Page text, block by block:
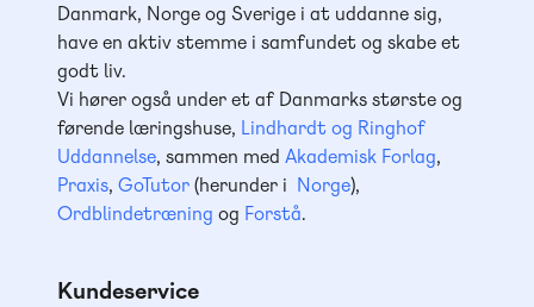
Danmark, Norge og Sverige i at uddanne sig,
have en aktiv stemme i samfundet og skabe et
godt liv.
Vi hører også under et af Danmarks største og
førende læringshuse, Lindhardt og Ringhof
Uddannelse, sammen med Akademisk Forlag,
Praxis, GoTutor(herunder i Norge),
Ordblindetræning og Forstå.
Kundeservice